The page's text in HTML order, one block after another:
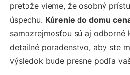
pretože vieme, že osobný
úspechu. Kúrenie do domu
samozrejmosťou sú aj odborné
detailné poradenstvo, aby ste
výsledok bude presne podľa